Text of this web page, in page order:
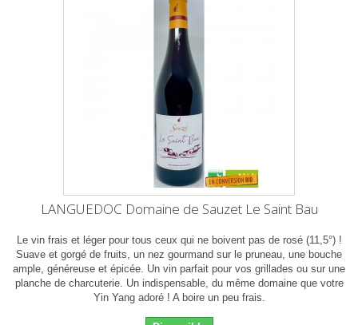
LANGUEDOC Domaine de Sauzet Le Saint Bau
Le vin frais et léger pour tous ceux qui ne boivent pas de rosé (11,5°) !
Suave et gorgé de fruits, un nez gourmand sur le pruneau, une bouche
ample, généreuse et épicée. Un vin parfait pour vos grillades ou sur une
planche de charcuterie. Un indispensable, du même domaine que votre
Yin Yang adoré ! A boire un peu frais.